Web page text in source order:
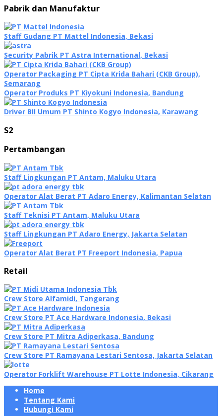
Pabrik dan Manufaktur
Staff Gudang PT Mattel Indonesia, Bekasi
Security Pabrik PT Astra International, Bekasi
Operator Packaging PT Cipta Krida Bahari (CKB Group),
Semarang
Oреrаtоr Produks PT Kiyokuni Indonesia, Bandung
Driver BII Umum PT Shinto Kogyo Indonesia, Karawang
S2
Pertambangan
Staff Lingkungan PT Antam, Maluku Utara
Operator Alat Berat PT Adaro Energy, Kalimantan Selatan
Staff Teknisi PT Antam, Maluku Utara
Staff Lingkungan PT Adaro Energy, Jakarta Selatan
Operator Alat Berat PT Freeport Indonesia, Papua
Retail
Crew Store Alfamidi, Tangerang
Crew Store PT Ace Hardware Indonesia, Bekasi
Crew Store PT Mitra Adiperkasa, Bandung
Crew Store PT Ramayana Lestari Sentosa, Jakarta Selatan
Operator Forklift Warehouse PT Lotte Indonesia, Cikarang
Home
Tentang Kami
Hubungi Kami